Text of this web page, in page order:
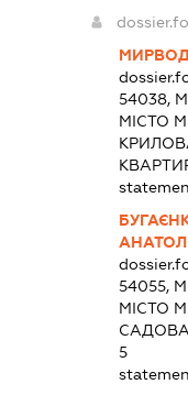
54038,
МІСТО
54055,
МІСТО
5